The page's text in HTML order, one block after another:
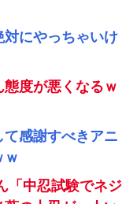
対にやっちゃいけ
態度が悪くなるｗ
て感謝すべきアニ
ｗ
「中忍試験でネジ